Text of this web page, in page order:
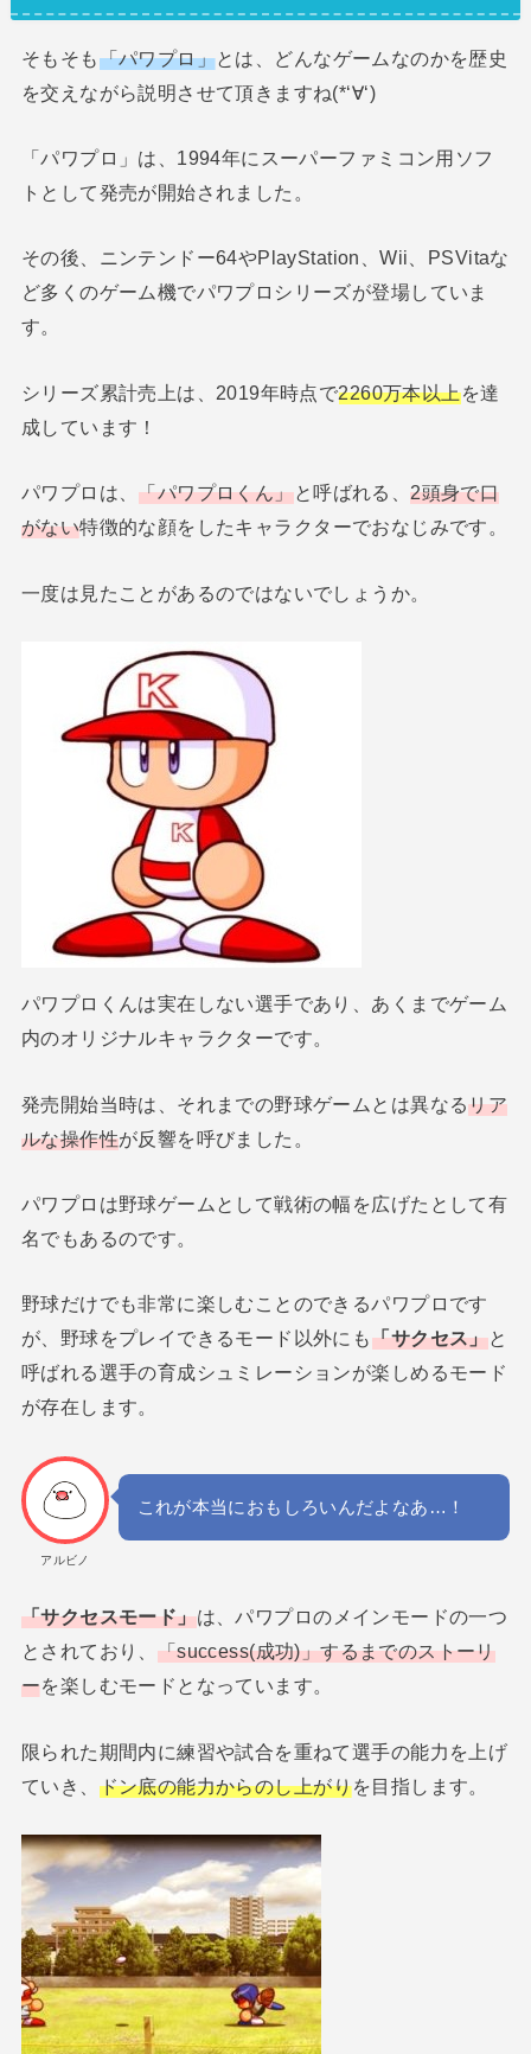
そもそも「パワプロ」とは、どんなゲームなのかを歴史
を交えながら説明させて頂きますね(*‘∀‘)
「パワプロ」は、1994年にスーパーファミコン用ソフ
トとして発売が開始されました。
その後、ニンテンドー64やPlayStation、Wii、PSVitaな
ど多くのゲーム機でパワプロシリーズが登場していま
す。
シリーズ累計売上は、2019年時点で2260万本以上を達
成しています！
パワプロは、 「パワプロくん」と呼ばれる、2頭身で口
がない特徴的な顔をしたキャラクターでおなじみです。
一度は見たことがあるのではないでしょうか。
パワプロくんは実在しない選手であり、あくまでゲーム
内のオリジナルキャラクターです。
発売開始当時は、それまでの野球ゲームとは異なるリア
ルな操作性が反響を呼びました。
パワプロは野球ゲームとして戦術の幅を広げたとして有
名でもあるのです。
野球だけでも非常に楽しむことのできるパワプロです
が、野球をプレイできるモード以外にも「サクセス」と
呼ばれる選手の育成シュミレーションが楽しめるモード
が存在します。
アルビノ
これが本当におもしろいんだよなあ…！
「サクセスモード」は、パワプロのメインモードの一つ
とされており、 「success(成功)」するまでのストーリ
ーを楽しむモードとなっています。
限られた期間内に練習や試合を重ねて選手の能力を上げ
ていき、 ドン底の能力からのし上がりを目指します。